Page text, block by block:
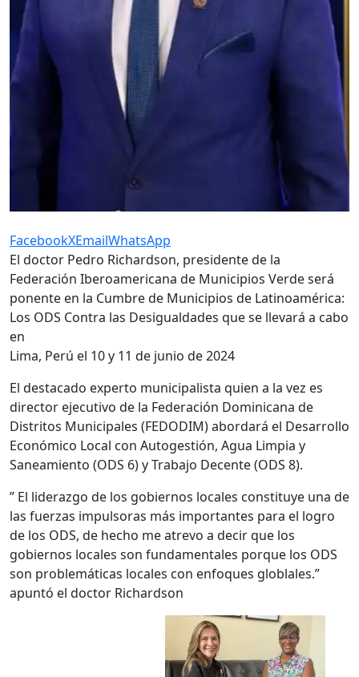
FacebookXEmailWhatsApp
El doctor Pedro Richardson, presidente de la
Federación Iberoamericana de Municipios Verde será
ponente en la Cumbre de Municipios de Latinoamérica:
Los ODS Contra las Desigualdades que se llevará a cabo
en
Lima, Perú el 10 y 11 de junio de 2024
El destacado experto municipalista quien a la vez es
director ejecutivo de la Federación Dominicana de
Distritos Municipales (FEDODIM) abordará el Desarrollo
Económico Local con Autogestión, Agua Limpia y
Saneamiento (ODS 6) y Trabajo Decente (ODS 8).
” El liderazgo de los gobiernos locales constituye una de
las fuerzas impulsoras más importantes para el logro
de los ODS, de hecho me atrevo a decir que los
gobiernos locales son fundamentales porque los ODS
son problemáticas locales con enfoques globlales.”
apuntó el doctor Richardson